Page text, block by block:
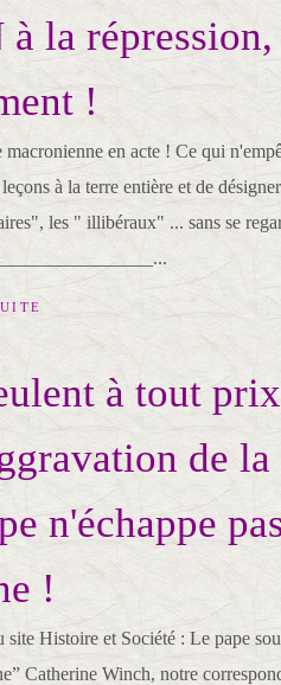
à la
!
macronienne en acte ! Ce qui
à la terre entière et de
les " illibéraux" ... sans se
à tout
de
n'échappe
!
site Histoire et Société : Le pape
Catherine Winch, notre